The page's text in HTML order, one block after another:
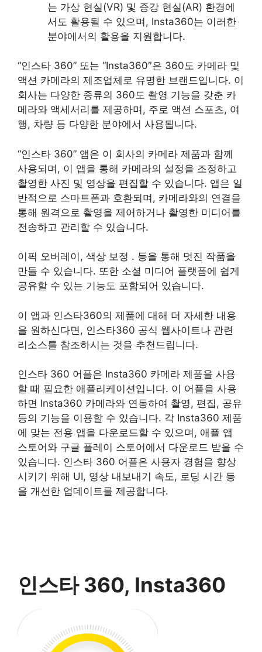
는 가상 현실(VR) 및 증강 현실(AR) 환경에
서도 활용될 수 있으며, Insta360는 이러한
분야에서의 활용을 지원합니다.
“인스타 360” 또는 “Insta360″은 360도 카메라 및
액션 카메라의 제조업체로 유명한 브랜드입니다. 이
회사는 다양한 종류의 360도 촬영 기능을 갖춘 카
메라와 액세서리를 제공하며, 주로 액션 스포츠, 여
행, 차량 등 다양한 분야에서 사용됩니다.
“인스타 360” 앱은 이 회사의 카메라 제품과 함께
사용되며, 이 앱을 통해 카메라의 설정을 조정하고
촬영한 사진 및 영상을 편집할 수 있습니다. 앱은 일
반적으로 스마트폰과 호환되며, 카메라와의 연결을
통해 원격으로 촬영을 제어하거나 촬영한 미디어를
전송하고 관리할 수 있습니다.
이픽 오버레이, 색상 보정 . 등을 통해 멋진 작품을
만들 수 있습니다. 또한 소셜 미디어 플랫폼에 쉽게
공유할 수 있는 기능도 포함되어 있습니다.
이 앱과 인스타360의 제품에 대해 더 자세한 내용
을 원하신다면, 인스타360 공식 웹사이트나 관련
리소스를 참조하시는 것을 추천드립니다.
인스타 360 어플은 Insta360 카메라 제품을 사용
할 때 필요한 애플리케이션입니다. 이 어플을 사용
하면 Insta360 카메라와 연동하여 촬영, 편집, 공유
등의 기능을 이용할 수 있습니다. 각 Insta360 제품
에 맞는 전용 앱을 다운로드할 수 있으며, 애플 앱
스토어와 구글 플레이 스토어에서 다운로드 받을 수
있습니다. 인스타 360 어플은 사용자 경험을 향상
시키기 위해 UI, 영상 내보내기 속도, 로딩 시간 등
을 개선한 업데이트를 제공합니다.
인스타 360, Insta360